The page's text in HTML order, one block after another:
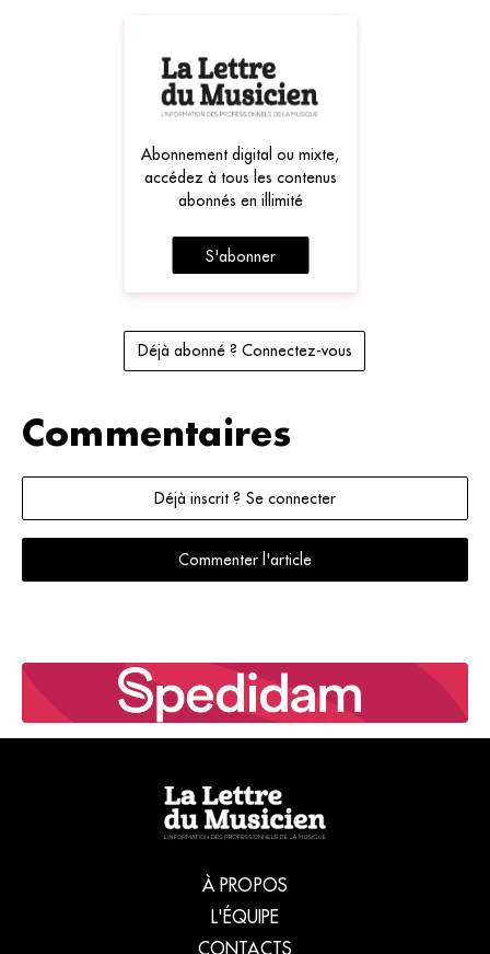
Abonnement digital ou mixte,
accédez à tous les contenus
abonnés en illimité
S'abonner
Déjà abonné ? Connectez-vous
Commentaires
Déjà inscrit ? Se connecter
Commenter l'article
À PROPOS
L'ÉQUIPE
CONTACTS